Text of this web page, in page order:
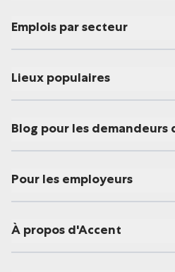
Emplois par secteur
Lieux populaires
Blog pour les demandeurs
Pour les employeurs
À propos d'Accent